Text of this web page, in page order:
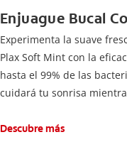
Enjuague Bucal
Experimenta la suave
Plax Soft Mint con la
hasta el 99% de las
cuidará tu sonrisa
Descubre más